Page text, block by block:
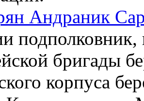
Андраник
бригады
корпуса